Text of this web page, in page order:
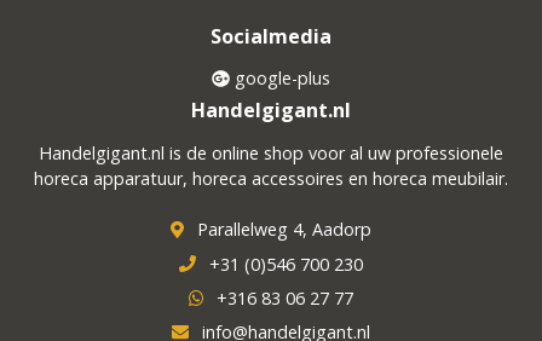
Socialmedia
google-plus
Handelgigant.nl
Handelgigant.nl is de online shop voor al uw professionele
horeca apparatuur, horeca accessoires en horeca meubilair.
Parallelweg 4, Aadorp
+31 (0)546 700 230
+316 83 06 27 77
info@handelgigant.nl